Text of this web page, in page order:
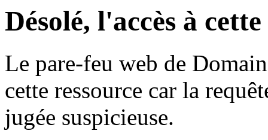
Désolé, l'accès à
Le pare-feu web de
cette ressource car la
jugée suspicieuse.